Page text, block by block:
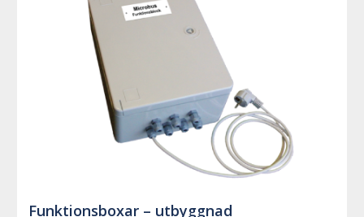
Funktionsboxar – utbyggnad